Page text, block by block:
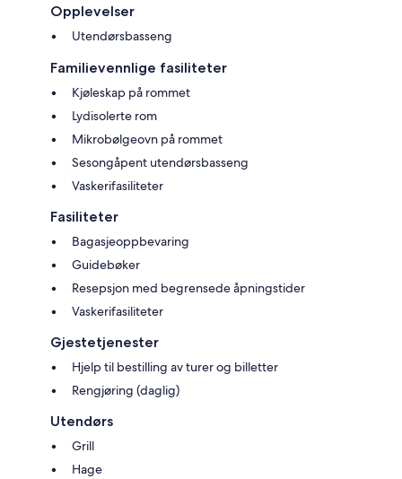
Opplevelser
Utendørsbasseng
Familievennlige fasiliteter
Kjøleskap på rommet
Lydisolerte rom
Mikrobølgeovn på rommet
Sesongåpent utendørsbasseng
Vaskerifasiliteter
Fasiliteter
Bagasjeoppbevaring
Guidebøker
Resepsjon med begrensede åpningstider
Vaskerifasiliteter
Gjestetjenester
Hjelp til bestilling av turer og billetter
Rengjøring (daglig)
Utendørs
Grill
Hage